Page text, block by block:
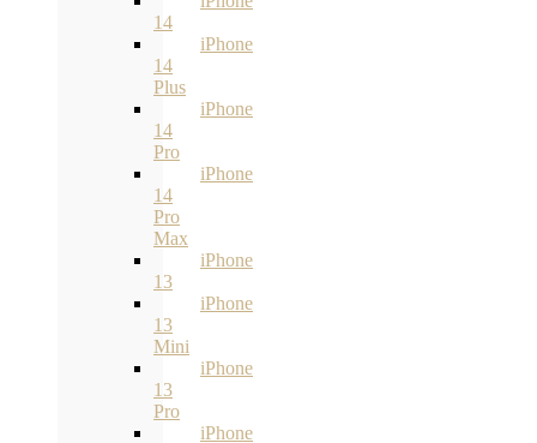
14
iPhone
14
Plus
iPhone
14
Pro
iPhone
14
Pro
Max
iPhone
13
iPhone
13
Mini
iPhone
13
Pro
iPhone